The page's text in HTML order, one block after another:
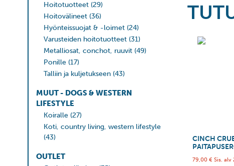
Hoitotuotteet (29)
Hoitovälineet (36)
Hyönteissuojat & -loimet (24)
Varusteiden hoitotuotteet (31)
Metalliosat, conchot, ruuvit (49)
Ponille (17)
Talliin ja kuljetukseen (43)
MUUT - DOGS & WESTERN
LIFESTYLE
Koiralle (27)
Koti, country living, western lifestyle
(43)
OUTLET
CINCH
79,00€ Sis. alv